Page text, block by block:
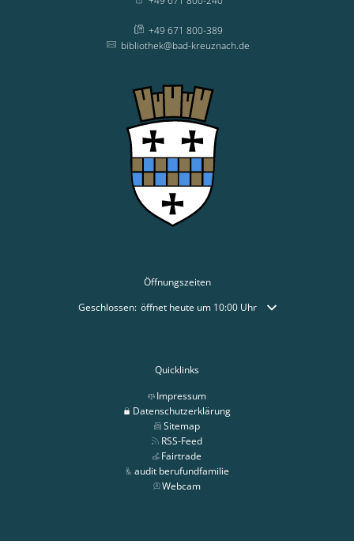
+49 671 800-389
bibliothek@bad-kreuznach.de
Öffnungszeiten
Klicken, um weitere Öffnungs- oder Schließzeiten
Geschlossen: öffnet heute um 10:00 Uhr
Quicklinks
Impressum
Datenschutzerklärung
Sitemap
RSS-Feed
Fairtrade
audit berufundfamilie
Webcam